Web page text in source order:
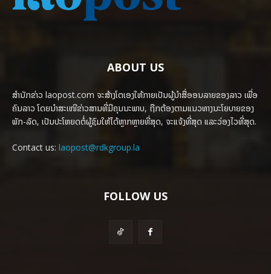
ABOUT US
ສຳນັກຂ່າວ laopost.com ຈະສ້າງໂຕເອງໃຫ້ກາຍເປັນຜູ້ນຳສື່ອອນລາຍຂອງລາວ ເພື່ອ
ຄົນລາວ ໂດຍນຳສະເໜີຂ່າວສານທີ່ມີຄຸນນະພາບ, ຖືກຕ້ອງຕາມແນວທາງນະໂຍບາຍຂອງ
ພັກ-ລັດ, ເປັນປະໂຫຍດຕໍ່ຜູ້ຊົມໃຫ້ໄດ້ຫຼາກຫຼາຍທີ່ສຸດ, ຈະແຈ້ງທີ່ສຸດ ແລະວ່ອງໄວທີ່ສຸດ.
Contact us: laopost@rdkgroup.la
FOLLOW US